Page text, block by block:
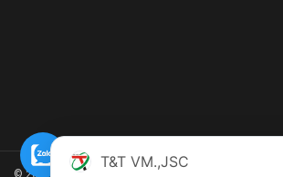
T&T VM.,JSC